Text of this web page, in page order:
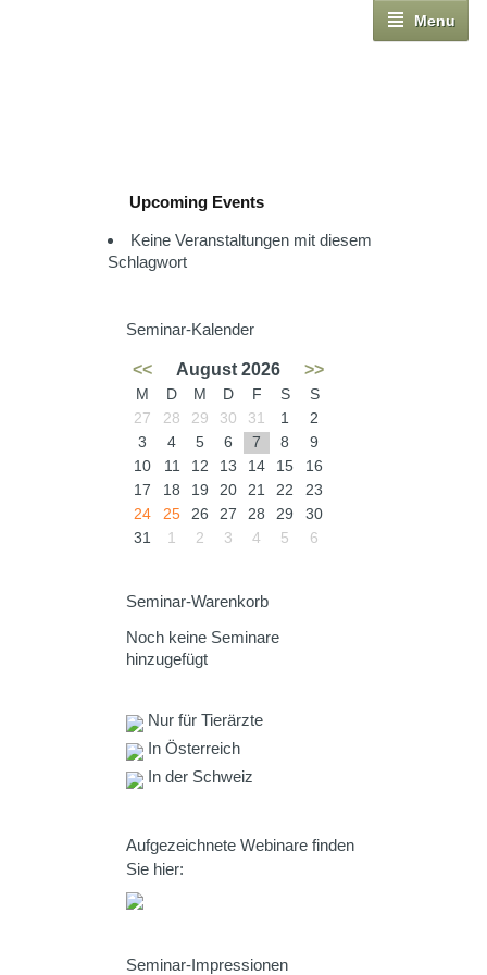
Menu
Upcoming Events
Keine Veranstaltungen mit diesem
Schlagwort
Seminar-Kalender
<< August 2026 >>
M D M D F S
S
27
28 29 30 31 1
2
3
4 5 6 7 8
9
10
11 12 13 14 15
16
17
18 19 20 21 22
23
24
25 26 27 28 29
30
31
1 2 3 4 5 6
Seminar-Warenkorb
Noch keine Seminare
hinzugefügt
Nur für Tierärzte
In Österreich
In der Schweiz
Aufgezeichnete Webinare finden
Sie hier:
Seminar-Impressionen